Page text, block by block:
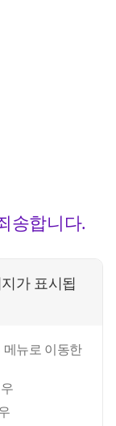
송합니다.
가 표시됩
메뉴로 이동한